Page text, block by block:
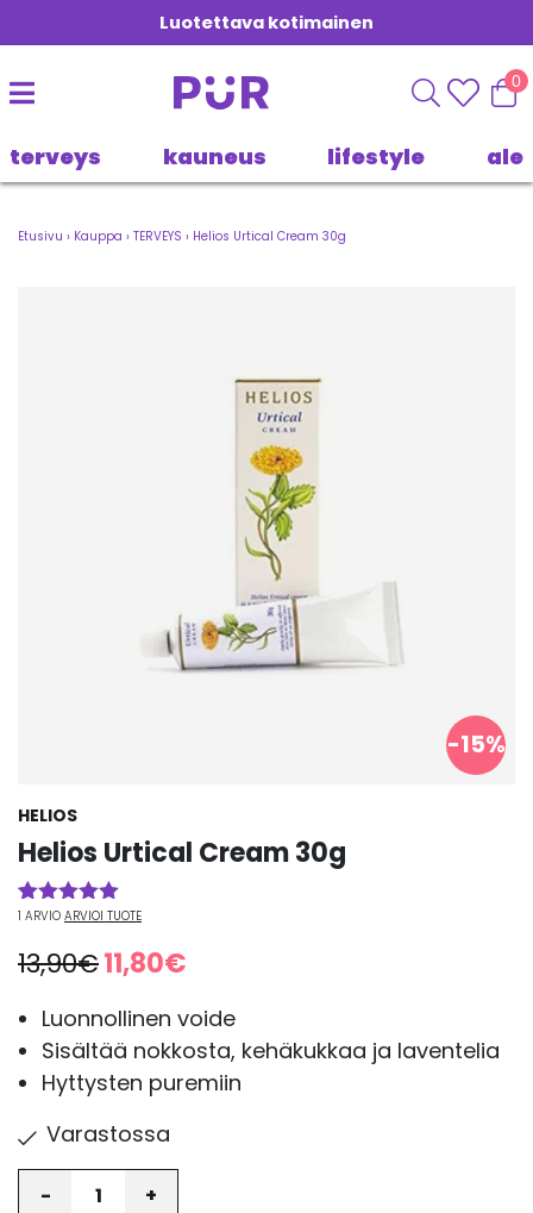
Luotettava kotimainen
0
terveys kauneus lifestyle ale
Etusivu › Kauppa › TERVEYS › Helios Urtical Cream 30g
-15%
HELIOS
Helios Urtical Cream 30g
Arvio5.00
perustuen
1
asiakkaan
1 ARVIO ARVIOI TUOTE
13,90€ Alkuperäinen
hinta
oli:
13,90€.
11,80€
on:
11,80€.
Luonnollinen voide
Sisältää nokkosta, kehäkukkaa ja laventelia
Hyttysten puremiin
Varastossa